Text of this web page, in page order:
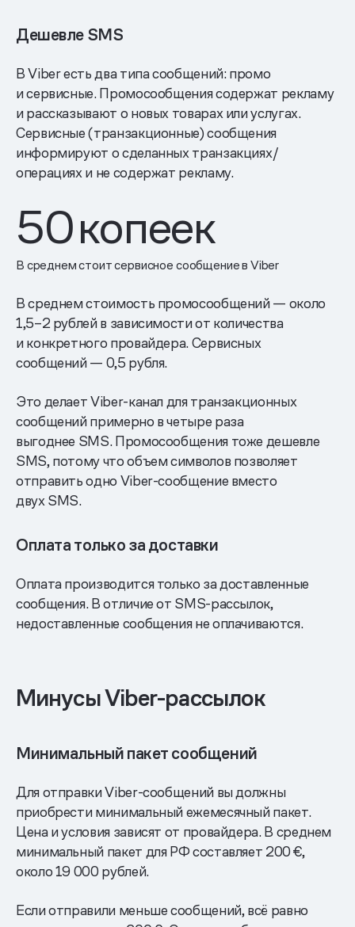
Дешевле SMS
В Viber есть два типа сообщений: промо
и сервисные. Промосообщения содержат рекламу
и рассказывают о новых товарах или услугах.
Сервисные (транзакционные) сообщения
информируют о сделанных транзакциях/
операциях и не содержат рекламу.
50копеек
В среднем стоит сервисное сообщение в Viber
В среднем стоимость промосообщений — около
1,5–2 рублей в зависимости от количества
и конкретного провайдера. Сервисных
сообщений — 0,5 рубля.
Это делает Viber-канал для транзакционных
сообщений примерно в четыре раза
выгоднее SMS. Промосообщения тоже дешевле
SMS, потому что объем символов позволяет
отправить одно Viber-сообщение вместо
двух SMS.
Оплата только за доставки
Оплата производится только за доставленные
сообщения. В отличие от SMS-рассылок,
недоставленные сообщения не оплачиваются.
Минусы Viber-рассылок
Минимальный пакет сообщений
Для отправки Viber-сообщений вы должны
приобрести минимальный ежемесячный пакет.
Цена и условия зависят от провайдера. В среднем
минимальный пакет для РФ составляет 200 €,
около 19 000 рублей.
Если отправили меньше сообщений, всё равно